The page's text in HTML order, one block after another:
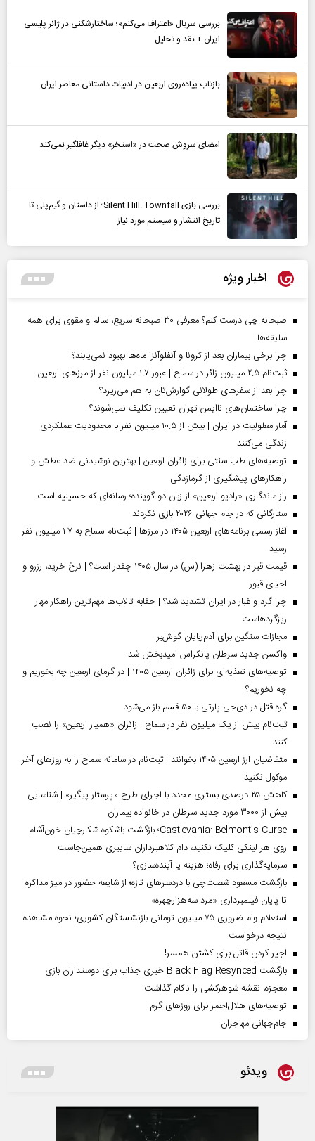
بررسی سریال «اعتراف می‌کنم»؛ ساختارشکنی در ژانر پلیسی
ایران + نقد و تحلیل
بازتاب پیاده‌روی اربعین در ادبیات داستانی معاصر ایران
امضای سروش صحت در «استخر» دیگر غافلگیر نمی‌کند
بررسی بازی Silent Hill: Townfall؛ از داستان و گیم‌پلی تا
تاریخ انتشار و سیستم مورد نیاز
اخبار ویژه
صبحانه چی درست کنم؟ معرفی ۳۰ صبحانه سریع، سالم و مقوی برای همه
سلیقه‌ها
چرا برخی بیماران بعد از کرونا و آنفلوآنزا ماه‌ها بهبود نمی‌یابند؟
ثبت‌نام ۲.۵ میلیون زائر در سماح | عبور ۱.۷ میلیون نفر از مرز‌های اربعین
چرا بعد از سفرهای طولانی گوارش‌تان به هم می‌ریزد؟
چرا ساختمان‌های ناایمن تهران تعیین تکلیف نمی‌شوند؟
آمار معلولیت در ایران | بیش از ۱۰.۵ میلیون نفر با محدودیت عملکردی
زندگی می‌کنند
توصیه‌های طب سنتی برای زائران اربعین | بهترین نوشیدنی ضد عطش و
راهکارهای پیشگیری از گرمازدگی
راز ماندگاری «رادیو اربعین» از زبان دو گوینده؛ رسانه‌ای که حسینیه است
ستارگانی که در جام جهانی ۲۰۲۶ بازی نکردند
آغاز رسمی برنامه‌های اربعین ۱۴۰۵ در مرز‌ها | ثبت‌نام سماح به ۱.۷ میلیون نفر
رسید
قیمت قبر در بهشت زهرا (س) در سال ۱۴۰۵ چقدر است؟ | نرخ خرید، رزرو و
احیای قبور
چرا گرد و غبار در ایران تشدید شد؟ | حقابه تالاب‌ها مهم‌ترین راهکار مهار
ریزگردهاست
مجازات سنگین برای آدم‌ربایان گوش‌بر
واکسن جدید سرطان پانکراس امیدبخش شد
توصیه‌های تغذیه‌ای برای زائران اربعین ۱۴۰۵ | در گرمای اربعین چه بخوریم و
چه نخوریم؟
گره قتل در دی‌جی پارتی با ۵۰ قسم باز می‌شود
ثبت‌نام بیش از یک میلیون نفر در سماح | زائران «همیار اربعین» را نصب
کنند
متقاضیان ارز اربعین ۱۴۰۵ بخوانند | ثبت‌نام در سامانه سماح را به روز‌های آخر
موکول نکنید
کاهش ۲۵ درصدی بستری مجدد با اجرای طرح «پرستار پیگیر» | شناسایی
بیش از ۳۰۰۰ مورد جدید سرطان در خانواده بیماران
Castlevania: Belmont’s Curse؛ بازگشت باشکوه شکارچیان خون‌آشام
روی هر لینکی کلیک نکنید، دام کلاهبرداران سایبری همین‌جاست
سرمایه‌گذاری برای رفاه؛ هزینه یا آینده‌سازی؟
بازگشت مسعود شصت‌چی با دردسر‌های تازه؛ از شایعه حضور در میز مذاکره
تا پایان فیلمبرداری «مرد سه‌هزارچهره»
استعلام وام ضروری ۷۵ میلیون تومانی بازنشستگان کشوری؛ نحوه مشاهده
نتیجه درخواست
اجیر کردن قاتل برای کشتن همسر!
بازگشت Black Flag Resynced خبری جذاب برای دوستداران بازی
معجزه، نقشه شوهرکشی را ناکام گذاشت
توصیه‌های هلال‌احمر برای روز‌های گرم
جام‌جهانی مهاجران
ویدئو